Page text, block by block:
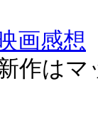
画感想
作は